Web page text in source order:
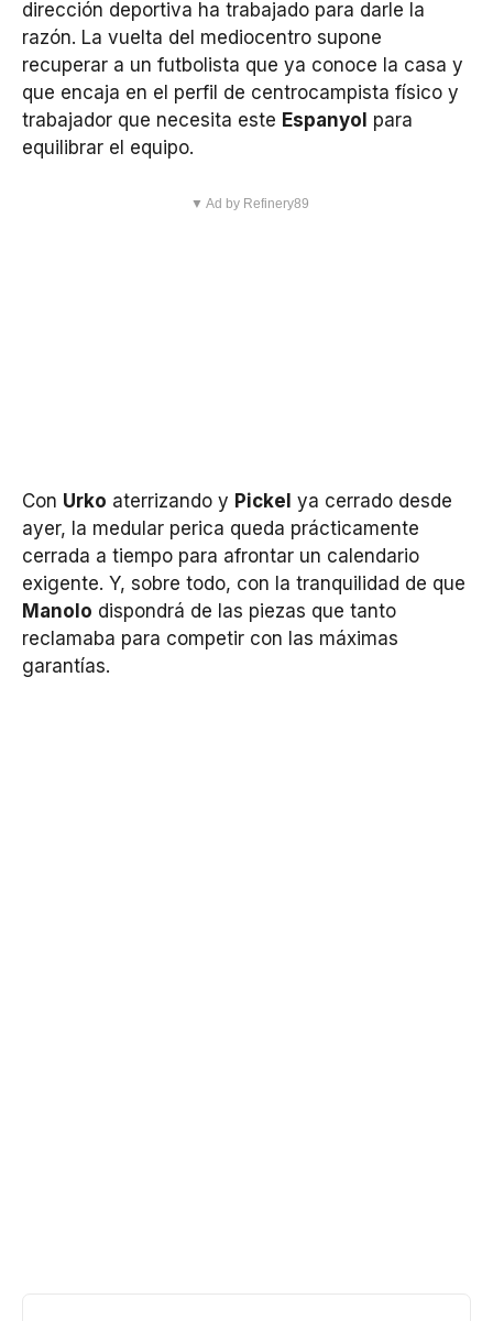
dirección deportiva ha trabajado para darle la
razón. La vuelta del mediocentro supone
recuperar a un futbolista que ya conoce la casa y
que encaja en el perfil de centrocampista físico y
trabajador que necesita este Espanyol para
equilibrar el equipo.
▼ Ad by Refinery89
Con Urko aterrizando y Pickel ya cerrado desde
ayer, la medular perica queda prácticamente
cerrada a tiempo para afrontar un calendario
exigente. Y, sobre todo, con la tranquilidad de que
Manolo dispondrá de las piezas que tanto
reclamaba para competir con las máximas
garantías.